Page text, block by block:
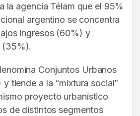
la agencia Télam que el 95%
argentino se concentra
ingresos (60%) y
(35%).
Conjuntos Urbanos
tiende a la “mixtura social”
proyecto urbanístico
de distintos segmentos